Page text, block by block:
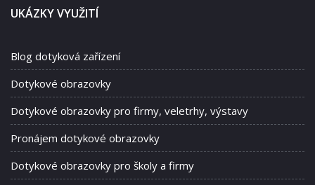
UKÁZKY VYUŽITÍ
Blog dotyková zařízení
Dotykové obrazovky
Dotykové obrazovky pro firmy, veletrhy, výstavy
Pronájem dotykové obrazovky
Dotykové obrazovky pro školy a firmy